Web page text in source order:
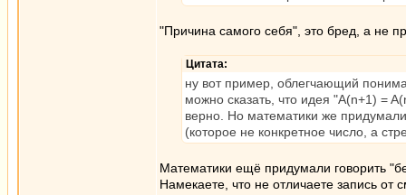
"Причина самого себя", это бред, а не
Цитата:
ну вот пример, облегчающий
можно сказать, что идея "A(n+1) =
верно. Но математики же
(которое не конкретное число, а
Математики ещё придумали говорить
Намекаете, что не отличаете запись от